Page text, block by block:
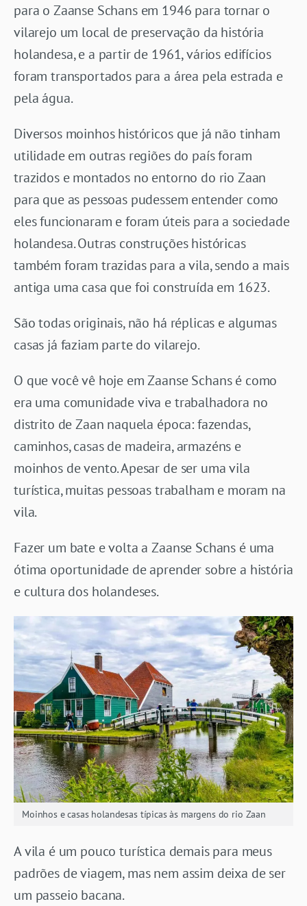
para o Zaanse Schans em 1946 para tornar o
vilarejo um local de preservação da história
holandesa, e a partir de 1961, vários edifícios
foram transportados para a área pela estrada e
pela água.
Diversos moinhos históricos que já não tinham
utilidade em outras regiões do país foram
trazidos e montados no entorno do rio Zaan
para que as pessoas pudessem entender como
eles funcionaram e foram úteis para a sociedade
holandesa. Outras construções históricas
também foram trazidas para a vila, sendo a mais
antiga uma casa que foi construída em 1623.
São todas originais, não há réplicas e algumas
casas já faziam parte do vilarejo.
O que você vê hoje em Zaanse Schans é como
era uma comunidade viva e trabalhadora no
distrito de Zaan naquela época: fazendas,
caminhos, casas de madeira, armazéns e
moinhos de vento. Apesar de ser uma vila
turística, muitas pessoas trabalham e moram na
vila.
Fazer um bate e volta a Zaanse Schans é uma
ótima oportunidade de aprender sobre a história
e cultura dos holandeses.
Moinhos e casas holandesas típicas às margens do rio Zaan
A vila é um pouco turística demais para meus
padrões de viagem, mas nem assim deixa de ser
um passeio bacana.